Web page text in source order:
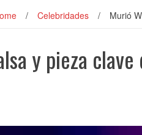
/ Celebridades / Murió
y pieza